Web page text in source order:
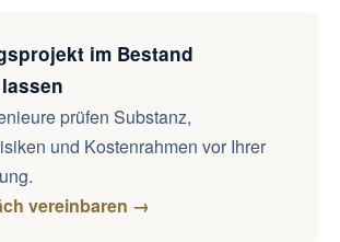
im Bestand
prüfen Substanz,
und Kostenrahmen vor Ihrer
vereinbaren →